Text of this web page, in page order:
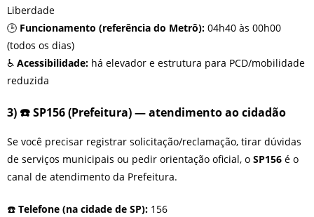
Liberdade
🕒 Funcionamento (referência do Metrô): 04h40 às 00h00
(todos os dias)
♿ Acessibilidade: há elevador e estrutura para PCD/mobilidade
reduzida
3) ☎️ SP156 (Prefeitura) — atendimento ao cidadão
Se você precisar registrar solicitação/reclamação, tirar dúvidas
de serviços municipais ou pedir orientação oficial, o SP156 é o
canal de atendimento da Prefeitura.
☎️ Telefone (na cidade de SP): 156